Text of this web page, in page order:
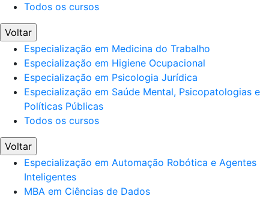
Todos os cursos
Voltar
Especialização em Medicina do Trabalho
Especialização em Higiene Ocupacional
Especialização em Psicologia Jurídica
Especialização em Saúde Mental, Psicopatologias e
Políticas Públicas
Todos os cursos
Voltar
Especialização em Automação Robótica e Agentes
Inteligentes
MBA em Ciências de Dados